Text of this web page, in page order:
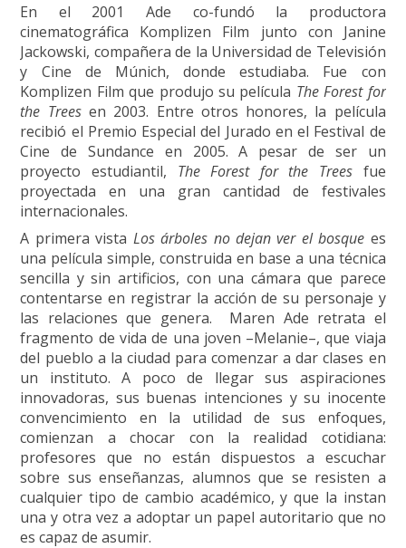
En el 2001 Ade co-fundó la productora
cinematográfica Komplizen Film junto con Janine
Jackowski, compañera de la Universidad de Televisión
y Cine de Múnich, donde estudiaba. Fue con
Komplizen Film que produjo su película The Forest for
the Treesen 2003. Entre otros honores, la película
recibió el Premio Especial del Jurado en el Festival de
Cine de Sundance en 2005. A pesar de ser un
proyecto estudiantil, The Forest for the Trees fue
proyectada en una gran cantidad de festivales
internacionales.
A primera vista Los árboles no dejan ver el bosque es
una película simple, construida en base a una técnica
sencilla y sin artificios, con una cámara que parece
contentarse en registrar la acción de su personaje y
las relaciones que genera. Maren Ade retrata el
fragmento de vida de una joven –Melanie–, que viaja
del pueblo a la ciudad para comenzar a dar clases en
un instituto. A poco de llegar sus aspiraciones
innovadoras, sus buenas intenciones y su inocente
convencimiento en la utilidad de sus enfoques,
comienzan a chocar con la realidad cotidiana:
profesores que no están dispuestos a escuchar
sobre sus enseñanzas, alumnos que se resisten a
cualquier tipo de cambio académico, y que la instan
una y otra vez a adoptar un papel autoritario que no
es capaz de asumir.